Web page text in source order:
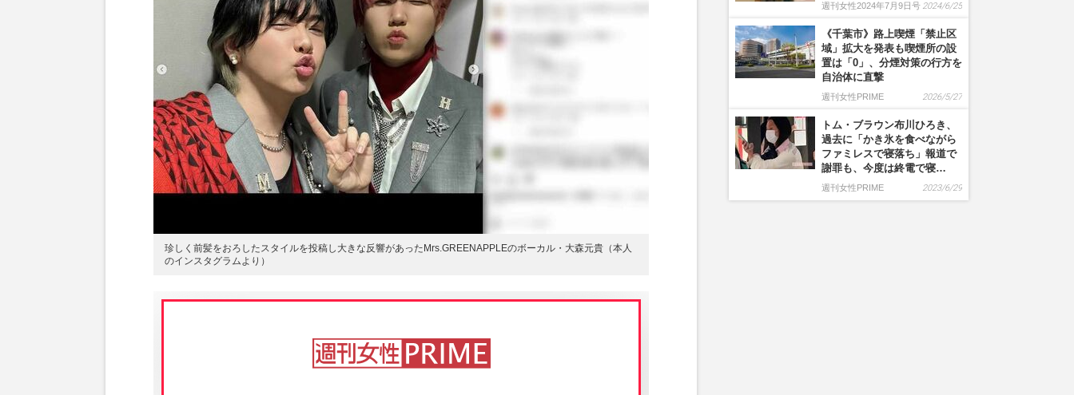
珍しく前髪をおろしたスタイルを投稿し大きな反響があったMrs.GREENAPPLEのボーカル・大森元貴（本人
のインスタグラムより）
週刊女性2024年7月9日号 2024/6/25
《千葉市》路上喫煙「禁止区
域」拡大を発表も喫煙所の設
置は「0」、分煙対策の行方を
自治体に直撃
週刊女性PRIME 2026/5/27
トム・ブラウン布川ひろき、
過去に「かき氷を食べながら
ファミレスで寝落ち」報道で
謝罪も、今度は終電で寝…
週刊女性PRIME 2023/6/29